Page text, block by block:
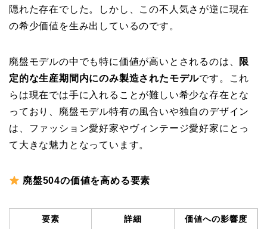
隠れた存在でした。しかし、この不人気さが逆に現在
の希少価値を生み出しているのです。
廃盤モデルの中でも特に価値が高いとされるのは、 限
定的な生産期間内にのみ製造されたモデルです。これ
らは現在では手に入れることが難しい希少な存在とな
っており、廃盤モデル特有の風合いや独自のデザイン
は、ファッション愛好家やヴィンテージ愛好家にとっ
て大きな魅力となっています。
廃盤504の価値を高める要素
要素 詳細 価値への影響度